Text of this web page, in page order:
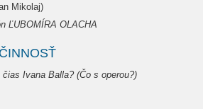
Mikolaj)
ĽUBOMÍRA OLACHA
Ivana Balla? (Čo s operou?)